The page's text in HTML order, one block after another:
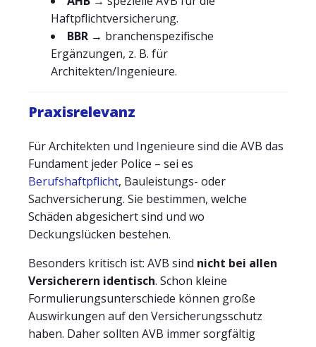
Haftpflichtversicherung.
BBR → branchenspezifische
Ergänzungen, z. B. für
Architekten/Ingenieure.
Praxisrelevanz
Für Architekten und Ingenieure sind die AVB das
Fundament jeder Police – sei es
Berufshaftpflicht, Bauleistungs- oder
Sachversicherung. Sie bestimmen, welche
Schäden abgesichert sind und wo
Deckungslücken bestehen.
Besonders kritisch ist: AVB sind nicht bei allen
Versicherern identisch. Schon kleine
Formulierungsunterschiede können große
Auswirkungen auf den Versicherungsschutz
haben. Daher sollten AVB immer sorgfältig